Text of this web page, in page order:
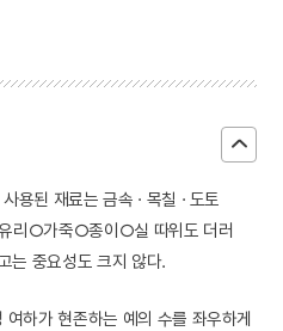
용된 재료는 금속 · 목칠 · 도토
리○가죽○종이○실 따위도 더러
는 중요성도 크지 않다.
하가 현존하는 예의 수를 좌우하게